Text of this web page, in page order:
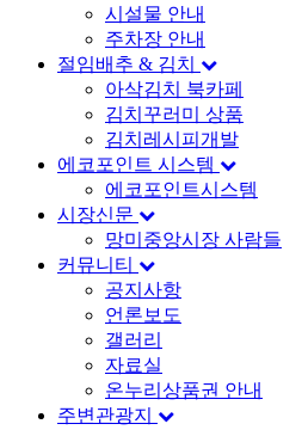
시설물 안내
주차장 안내
절임배추 & 김치
아삭김치 북카페
김치꾸러미 상품
김치레시피개발
에코포인트 시스템
에코포인트시스템
시장신문
망미중앙시장 사람들
커뮤니티
공지사항
언론보도
갤러리
자료실
온누리상품권 안내
주변관광지